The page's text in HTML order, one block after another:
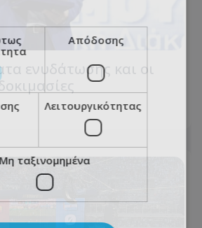
ενυδάτωσης και οι
Απόδοσης
Λειτουργικότητας
Μη ταξινομημένα